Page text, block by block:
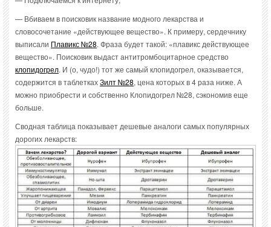
— Вбиваем в поисковик название модного лекарства и
словосочетание «действующее вещество». К примеру, сердечнику
выписали Плавикс №28. Фраза будет такой: «плавикс действующее
вещество». Поисковик выдаст антитромбоцитарное средство
клопидогрел. И (о, чудо!) тот же самый клопидогрел, оказывается,
содержится в таблеткахЗилт №28, цена которых в 4 раза ниже. А
можно приобрести и собственно Клопидогрел №28, сэкономив еще
больше.
Сводная таблица показывает дешевые аналоги самых популярных
дорогих лекарств: